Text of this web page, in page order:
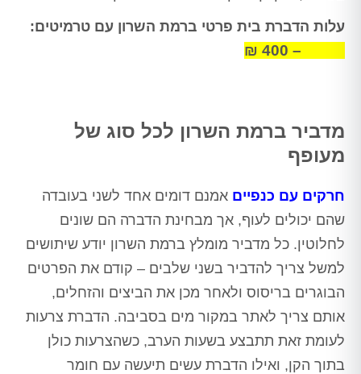
עלות הדברת בית פרטי ברמת השרון עם טרמיטים:
מדביר ברמת השרון לכל סוג של
מעופף
חרקים עם כנפיים אמנם דומים אחד לשני בעובדה
שהם יכולים לעוף, אך מבחינת הדברה הם שונים
לחלוטין. כל מדביר מומלץ ברמת השרון יודע שיתושים
למשל צריך להדביר בשני שלבים – קודם את הפרטים
הבוגרים בריסוס ולאחר מכן את הביצים והזחלים,
אותם צריך לאתר במקור מים בסביבה. הדברת צרעות
לעומת זאת תתבצע בשעות הערב, כשהצרעות כולן
בתוך הקן, ואילו הדברת עשים תיעשה עם חומר